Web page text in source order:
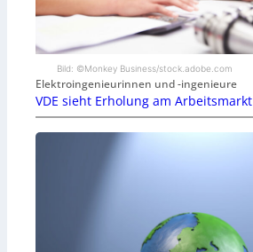
Bild: ©Monkey Business/stock.adobe.com
Elektroingenieurinnen und -ingenieure
VDE sieht Erholung am Arbeitsmarkt